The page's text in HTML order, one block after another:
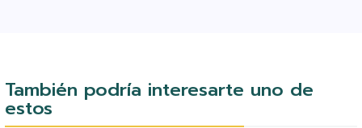
También podría interesarte uno de
estos